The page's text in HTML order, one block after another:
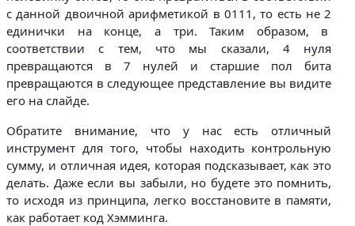
с данной двоичной арифметикой в 0111, то есть не 2
единички на конце, а три. Таким образом, в
соответствии с тем, что мы сказали, 4 нуля
превращаются в 7 нулей и старшие пол бита
превращаются в следующее представление вы видите
его на слайде.
Обратите внимание, что у нас есть отличный
инструмент для того, чтобы находить контрольную
сумму, и отличная идея, которая подсказывает, как это
делать. Даже если вы забыли, но будете это помнить,
то исходя из принципа, легко восстановите в памяти,
как работает код Хэмминга.